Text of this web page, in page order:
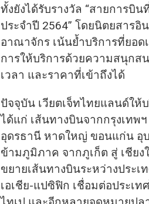
ทั้งยังได้รับรางวัล “สายการบิ
ประจำปี 2564” โดยนิตยสาร
อาณาจักร เน้นย้ำบริการที่ยอ
การให้บริการด้วยความสนุกส
เวลา และราคาที่เข้าถึงได้
ปัจจุบัน เวียตเจ็ทไทยแลนด์ให้
ได้แก่ เส้นทางบินจากกรุงเทพ
อุดรธานี หาดใหญ่ ขอนแก่น อุ
ข้ามภูมิภาค จากภูเก็ต สู่ เชียง
ขยายเส้นทางบินระหว่างประ
เอเชีย-แปซิฟิก เชื่อมต่อประเ